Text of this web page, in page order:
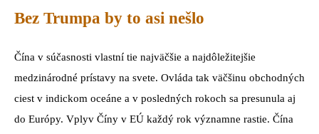
Bez Trumpa by to asi nešlo
Čína v súčasnosti vlastní tie najväčšie a najdôležitejšie
medzinárodné prístavy na svete. Ovláda tak väčšinu obchodných
ciest v indickom oceáne a v posledných rokoch sa presunula aj
do Európy. Vplyv Číny v EÚ každý rok významne rastie. Čína